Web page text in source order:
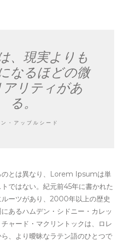
、現実よりも
なるほどの微
アリティがあ
る。
・アップルシード
のとは異なり、Lorem Ipsumは単
ではない。紀元前45年に書かれた
ーツがあり、2000年以上の歴史
あるハムデン・シドニー・カレッ
ャード・マクリントックは、ロレ
、より曖昧なラテン語のひとつで